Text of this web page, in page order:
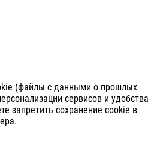
(файлы с данными о прошлых
сервисов и удобства
запретить сохранение cookie в